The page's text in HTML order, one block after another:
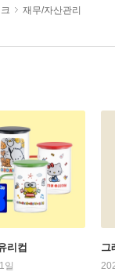
재무/자산관리
리컵
일
그